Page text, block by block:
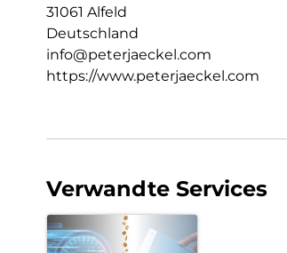
31061 Alfeld
Deutschland
info@peterjaeckel.com
https://www.peterjaeckel.com
Verwandte Services